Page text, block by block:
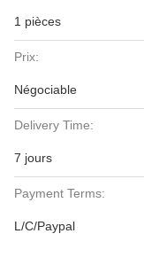
1 pièces
Prix:
Négociable
Delivery Time:
7 jours
Payment Terms:
L/C/Paypal